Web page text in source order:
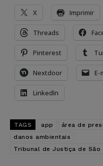
X Imprimir
Threads
Pinterest
Nextdoor E-
LinkedIn
TAGS app
área de
danos ambientais
Tribunal de Justiça de São